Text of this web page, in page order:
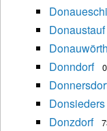
Donaustauf
Donauwörth
Donndorf
Donsieders
Donzdorf